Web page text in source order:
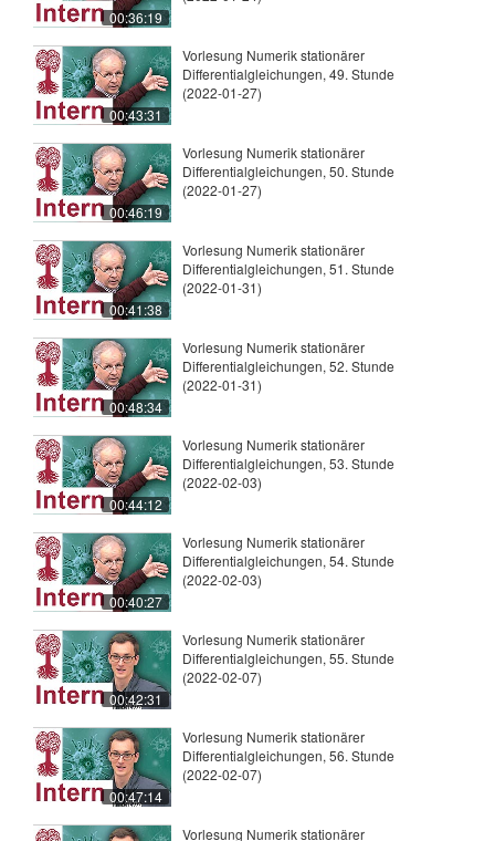
00:36:19
00:43:31
Vorlesung Numerik stationärer
Differentialgleichungen, 49. Stunde
(2022-01-27)
00:46:19
Vorlesung Numerik stationärer
Differentialgleichungen, 50. Stunde
(2022-01-27)
00:41:38
Vorlesung Numerik stationärer
Differentialgleichungen, 51. Stunde
(2022-01-31)
00:48:34
Vorlesung Numerik stationärer
Differentialgleichungen, 52. Stunde
(2022-01-31)
00:44:12
Vorlesung Numerik stationärer
Differentialgleichungen, 53. Stunde
(2022-02-03)
00:40:27
Vorlesung Numerik stationärer
Differentialgleichungen, 54. Stunde
(2022-02-03)
00:42:31
Vorlesung Numerik stationärer
Differentialgleichungen, 55. Stunde
(2022-02-07)
00:47:14
Vorlesung Numerik stationärer
Differentialgleichungen, 56. Stunde
(2022-02-07)
Vorlesung Numerik stationärer